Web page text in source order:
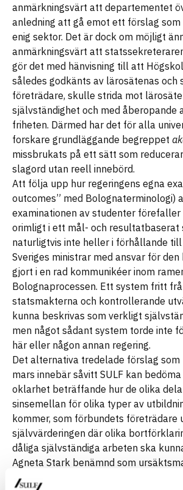
anmärkningsvärt att departementet
anledning att gå emot ett förslag
enig sektor. Det är dock om möjligt
anmärkningsvärt att
gör det med hänvisning till att
således godkänts av lärosätenas och
företrädare, skulle strida mot
självständighet och med åberopande
friheten. Därmed har det för alla
forskare grundläggande begreppet
missbrukats på ett sätt som
slagord utan reell innebörd.
Att följa upp hur regeringens egna
outcomes” med Bolognaterminologi)
examinationen av studenter förefaller
orimligt i ett mål- och resultatbaserat
naturligtvis inte heller i förhållande till
Sveriges ministrar med ansvar för
gjort i en rad kommunikéer inom
Bolognaprocessen. Ett system fritt
statsmakterna och kontrollerande
kunna beskrivas som verkligt
men något sådant system torde inte
här eller någon annan regering.
Det alternativa tredelade förslag
mars innebär såvitt SULF kan
oklarhet beträffande hur de olika
sinsemellan för olika typer av
kommer, som förbundets företrädare
självvärderingen där olika
dåliga självständiga arbeten ska
Agneta Stark benämnd som
verka kvalitetsdrivande vad gäller